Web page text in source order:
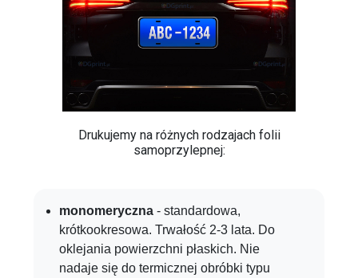
Drukujemy na różnych rodzajach folii
samoprzylepnej:
monomeryczna - standardowa,
krótkookresowa. Trwałość 2-3 lata. Do
oklejania powierzchni płaskich. Nie
nadaje się do termicznej obróbki typu